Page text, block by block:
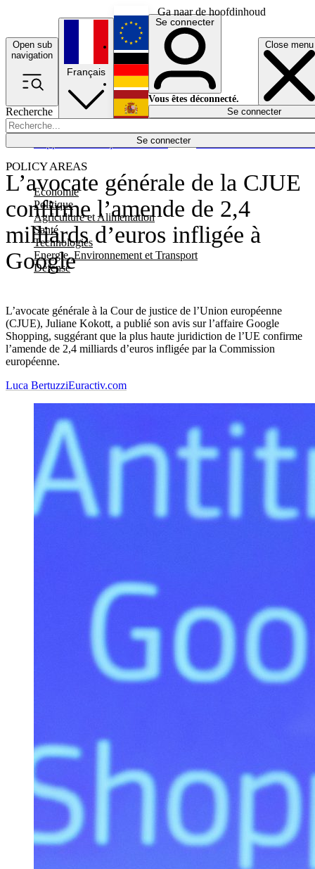
Ga naar de hoofdinhoud
Open sub
navigation
Close menu
Recherche
Se connecter
POLICY AREAS
Economie
Politique
Agriculture et Alimentation
Santé
Technologies
Energie, Environnement et Transport
Défense
Économie
Français
English
Deutsch
Español
Se connecter
Vous êtes déconnecté.
Se connecter
L’avocate générale de la CJUE
confirme l’amende de 2,4
milliards d’euros infligée à
Google
L’avocate générale à la Cour de justice de l’Union européenne
(CJUE), Juliane Kokott, a publié son avis sur l’affaire Google
Shopping, suggérant que la plus haute juridiction de l’UE confirme
l’amende de 2,4 milliards d’euros infligée par la Commission
européenne.
Luca BertuzziEuractiv.com